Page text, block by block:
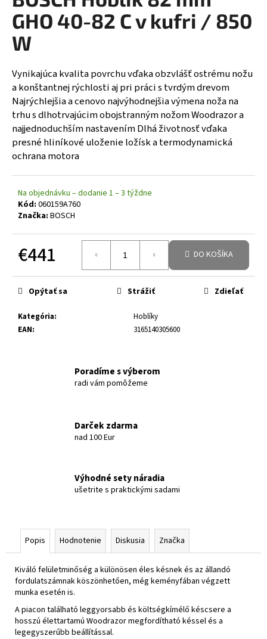
GHO 40-82 C v kufri / 850
W
Vynikajúca kvalita povrchu vďaka obzvlášť ostrému nožu
a konštantnej rýchlosti aj pri práci s tvrdým drevom
Najrýchlejšia a cenovo najvýhodnejšia výmena noža na
trhu s dlhotrvajúcim obojstranným nožom Woodrazor a
najjednoduchším nastavením Dlhá životnosť vďaka
presné hliníkové uloženie ložísk a termodynamická
ochrana motora
Na objednávku – dodanie 1 – 3 týždne
Kód: 060159A760
Značka: BOSCH
€441 DO KOŠÍKA
Kategória:
Hoblíky
EAN: 3165140305600
Opýtať sa Strážiť Zdieľať
Poradíme s výberom
radi vám pomôžeme
Darček zdarma
nad 100 Eur
Výhodné sety náradia
ušetrite s praktickými sadami
Popis Hodnotenie Diskusia Značka
Kiváló felületminőség a különösen éles késnek és az állandó
fordulatszámnak köszönhetően, még keményfában végzett
munka esetén is.
A piacon található leggyorsabb és költségkímélő késcsere a
hosszú élettartamú Woodrazor megfordítható késsel és a
legegyszerűbb beállítással.
á
j
s
?
HĽADAŤ